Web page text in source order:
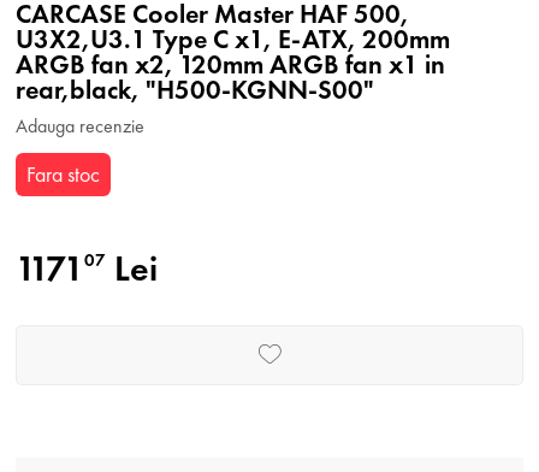
CARCASE Cooler Master HAF 500,
U3X2,U3.1 Type C x1, E-ATX, 200mm
ARGB fan x2, 120mm ARGB fan x1 in
rear,black, "H500-KGNN-S00"
Adauga recenzie
Fara stoc
1171 07 Lei